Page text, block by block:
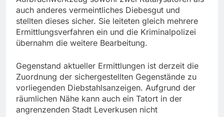
auch anderes vermeintliches Diebesgut und
stellten dieses sicher. Sie leiteten gleich mehrere
Ermittlungsverfahren ein und die Kriminalpolizei
übernahm die weitere Bearbeitung.
Gegenstand aktueller Ermittlungen ist derzeit die
Zuordnung der sichergestellten Gegenstände zu
vorliegenden Diebstahlsanzeigen. Aufgrund der
räumlichen Nähe kann auch ein Tatort in der
angrenzenden Stadt Leverkusen nicht